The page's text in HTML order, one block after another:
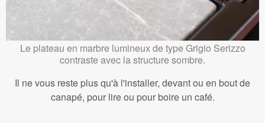
Le plateau en marbre lumineux de type Grigio Serizzo
contraste avec la structure sombre.
Il ne vous reste plus qu'à l'installer, devant ou en bout de
canapé, pour lire ou pour boire un café.